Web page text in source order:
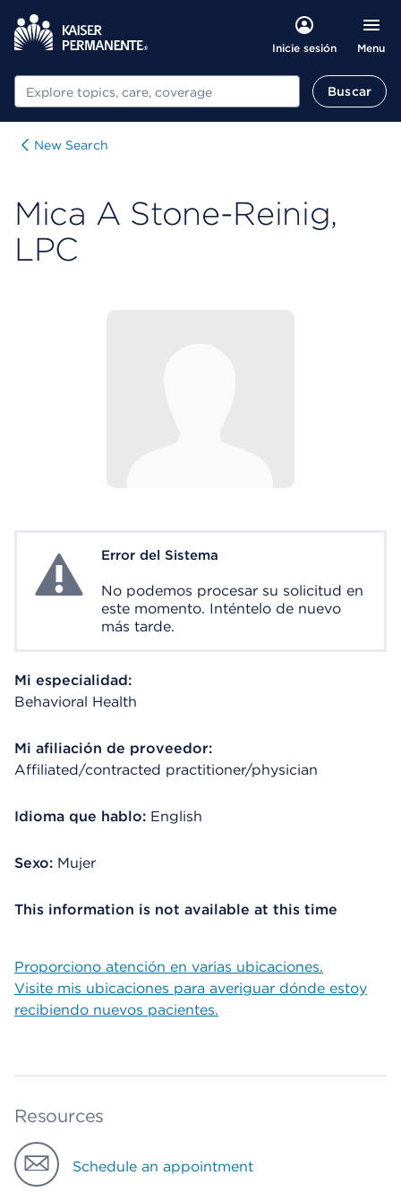
Inicie sesión Menu
Buscar Buscar
New Search
Mica A Stone-Reinig,
LPC
System ErrorError del Sistema
No podemos procesar su solicitud en
este momento. Inténtelo de nuevo
más tarde.
Mi especialidad:
Behavioral Health
Mi afiliación de proveedor:
Affiliated/contracted practitioner/physician
Idioma que hablo: English
Sexo: Mujer
This information is not available at this time
Proporciono atención en varias ubicaciones.
Visite mis ubicaciones para averiguar dónde estoy
recibiendo nuevos pacientes.
Resources
Schedule an appointment